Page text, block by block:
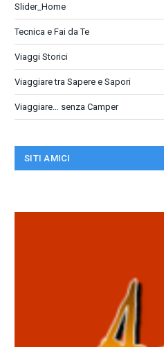
Slider_Home
Tecnica e Fai da Te
Viaggi Storici
Viaggiare tra Sapere e Sapori
Viaggiare… senza Camper
SITI AMICI